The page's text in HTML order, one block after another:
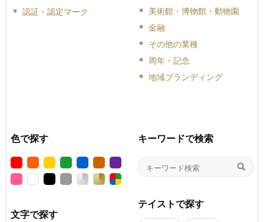
認証・認定マーク
美術館・博物館・動物園
金融
その他の業種
周年・記念
地域ブランディング
色で探す
文字で探す
キーワードで検索
テイストで探す